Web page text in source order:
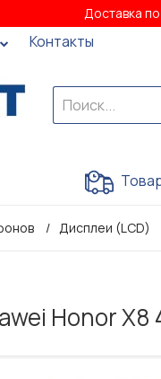
Доставка
Контакты
Дисплеи (LCD)
Honor